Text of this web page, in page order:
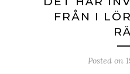
FRÅN I
Posted on